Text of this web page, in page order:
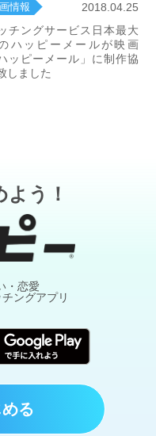
情報
2018.04.25
チングサービス日本最大
ハッピーメールが映画
ハッピーメール」に制作協
しました
う！
・恋愛
ングアプリ
る